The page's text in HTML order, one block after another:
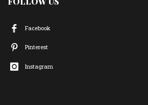
Facebook
Pinterest
Instagram